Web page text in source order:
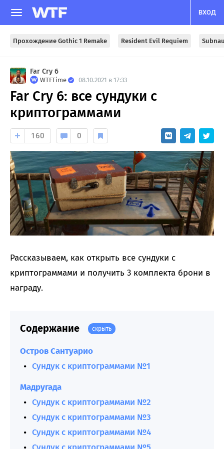
ВХОД
Прохождение Gothic 1 Remake Resident Evil Requiem
Far Cry 6
WTFTime 08.10.2021 в 17:33
Far Cry 6: все сундуки с
криптограммами
160 0
Рассказываем, как открыть все сундуки с
криптограммами и получить 3 комплекта брони в
награду.
Содержание скрыть
Остров Сантуарио
Сундук с криптограммами №1
Мадругада
Сундук с криптограммами №2
Сундук с криптограммами №3
Сундук с криптограммами №4